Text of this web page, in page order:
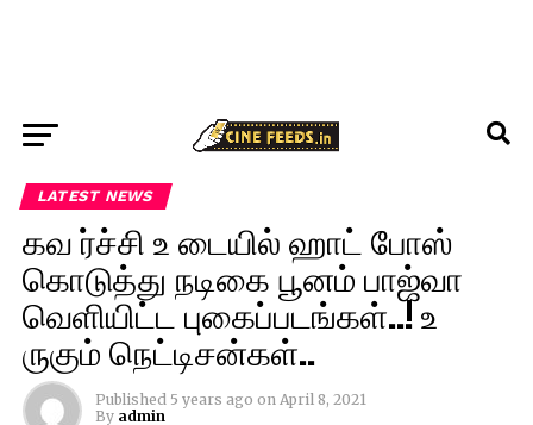
LATEST NEWS
கவ ர்ச்சி உ டையில் ஹாட் போஸ்
கொடுத்து நடிகை பூனம் பாஜ்வா
வெளியிட்ட புகைப்படங்கள்..! உ
ருகும் நெட்டிசன்கள்..
Published 5 years ago on April 8, 2021
By admin